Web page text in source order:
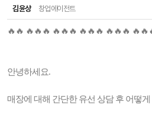
김윤상 창업에이전트
🔥🔥 🔥🔥🔥 🔥🔥🔥 🔥🔥🔥 🔥🔥🔥
안녕하세요.
매장에 대해 간단한 유선 상담 후 어떻게